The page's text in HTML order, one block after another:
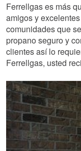
Ferrellgas es más
amigos y
comunidades que
propano seguro y
clientes así lo
Ferrellgas, usted